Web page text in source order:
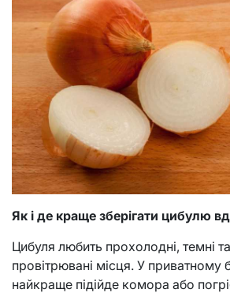
Як і де краще зберігати цибулю
Цибуля любить прохолодні, темні
провітрювані місця. У приватному
найкраще підійде комора або